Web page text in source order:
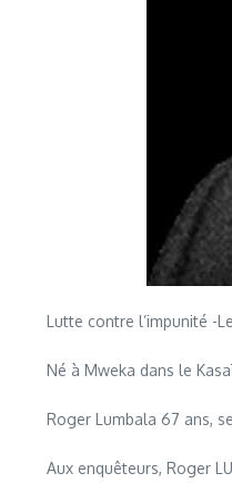
Lutte contre l’impunité -
Né à Mweka dans le
Roger Lumbala 67 ans,
Aux enquêteurs, Roger